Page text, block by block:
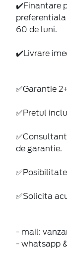
✔️Finantare
60 de luni.
✔️Livrare
✅Garantie
✅Pretul
de garantie.
✅Solicita
- mail:
- whatsapp